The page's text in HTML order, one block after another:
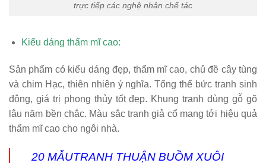
trực tiếp các nghệ nhân chế tác
Kiểu dáng thẩm mĩ cao:
Sản phẩm có kiểu dáng đẹp, thẩm mĩ cao, chủ đề cây tùng
và chim Hạc, thiên nhiên ý nghĩa. Tổng thể bức tranh sinh
động, giá trị phong thủy tốt đẹp. Khung tranh dùng gỗ gõ
lâu năm bền chắc. Màu sắc tranh giả cổ mang tới hiệu quả
thẩm mĩ cao cho ngôi nhà.
20 MẪUTRANH THUẬN BUỒM XUÔI